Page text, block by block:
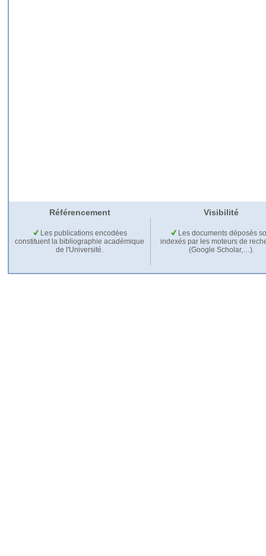
Référencement Visibilité
Les publications encodées
constituent la bibliographie académique
de l'Université.
Les documents déposés
indexés par les moteurs de
(Google Scholar,…).